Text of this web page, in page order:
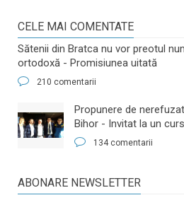
CELE MAI COMENTATE
Sătenii din Bratca nu vor preotul
ortodoxă - Promisiunea uitată
210 comentarii
​Propunere de
Bihor - Invitat la un
134 comentarii
ABONARE NEWSLETTER